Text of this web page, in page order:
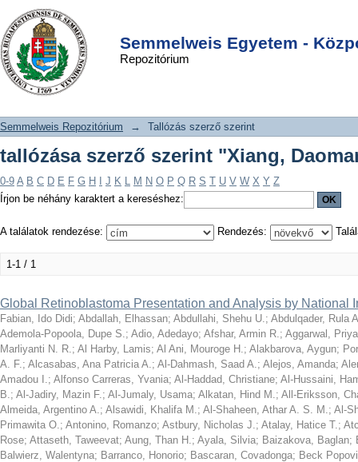
Semmelweis Egyetem -
Repozitórium
tallózása szerző szerint "Xiang,
Daoman"
DSpace/Manakin Repository
Semmelweis Repozitórium → Tallózás szerző szerint
tallózása szerző szerint "Xiang,
0-9 A B C D E F G H J K L M N O P Q R S T U V W X Y Z
Írjon be néhány karaktert a kereséshez:
A találatok rendezése: Rendezés:
1-1 / 1
Global Retinoblastoma Presentation and Analysis by National
Fabian, Ido Didi; Abdallah, Elhassan; Abdullahi, Shehu U.; Abdulqader, Rula
Ademola-Popoola, Dupe S.; Adio, Adedayo; Afshar, Armin R.; Aggarwal,
Marliyanti N. R.; Al Harby, Lamis; Al Ani, Mouroge H.; Alakbarova, Aygun;
A. F.; Alcasabas, Ana Patricia A.; Al-Dahmash, Saad A.; Alejos, Amanda;
Amadou I.; Alfonso Carreras, Yvania; Al-Haddad, Christiane; Al-Hussaini,
B.; Al-Jadiry, Mazin F.; Al-Jumaly, Usama; Alkatan, Hind M.; All-Eriksson,
Almeida, Argentino A.; Alsawidi, Khalifa M.; Al-Shaheen, Athar A. S. M.; Al-
Primawita O.; Antonino, Romanzo; Astbury, Nicholas J.; Atalay, Hatice T.;
Rose; Attaseth, Taweevat; Aung, Than H.; Ayala, Silvia; Baizakova, Baglan;
Balwierz, Walentyna; Barranco, Honorio; Bascaran, Covadonga; Beck